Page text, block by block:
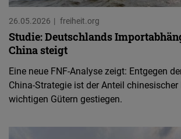
26.05.2026 freiheit.org
Studie: Deutschlands
China steigt
Eine neue FNF-Analyse zeigt: Entgegen
China-Strategie ist der Anteil
wichtigen Gütern gestiegen.